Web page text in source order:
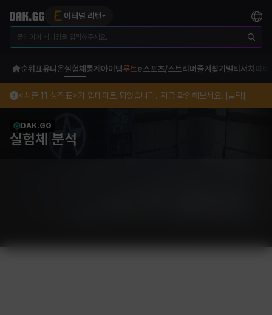
이터널 리턴
순위표유니온실험체 통계 아이템루트e스포츠/스트리머 즐겨찾기 멀티서치 파티
<시즌 11 성적표>가 업데이트 되었습니다. 지금 확인해보세요! [클릭]
DAK.GG
실험체 분석